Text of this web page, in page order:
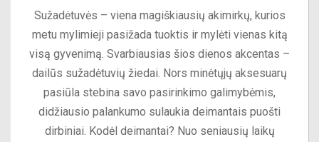
Sužadėtuvės – viena magiškiausių akimirkų, kurios
metu mylimieji pasižada tuoktis ir mylėti vienas kitą
visą gyvenimą. Svarbiausias šios dienos akcentas –
dailūs sužadėtuvių žiedai. Nors minėtųjų aksesuarų
pasiūla stebina savo pasirinkimo galimybėmis,
didžiausio palankumo sulaukia deimantais puošti
dirbiniai. Kodėl deimantai? Nuo seniausių laikų